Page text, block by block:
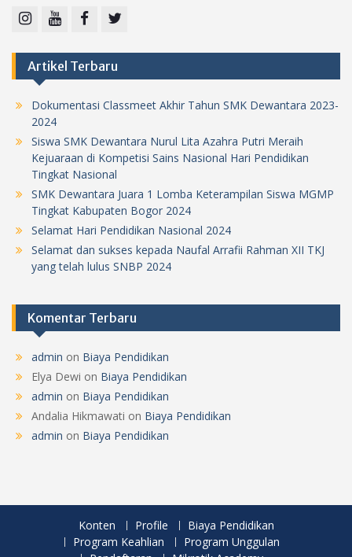
Artikel Terbaru
Dokumentasi Classmeet Akhir Tahun SMK Dewantara 2023-
2024
Siswa SMK Dewantara Nurul Lita Azahra Putri Meraih
Kejuaraan di Kompetisi Sains Nasional Hari Pendidikan
Tingkat Nasional
SMK Dewantara Juara 1 Lomba Keterampilan Siswa MGMP
Tingkat Kabupaten Bogor 2024
Selamat Hari Pendidikan Nasional 2024
Selamat dan sukses kepada Naufal Arrafii Rahman XII TKJ
yang telah lulus SNBP 2024
Komentar Terbaru
admin on Biaya Pendidikan
Elya Dewi on Biaya Pendidikan
admin on Biaya Pendidikan
Andalia Hikmawati on Biaya Pendidikan
admin on Biaya Pendidikan
Konten Profile
Biaya Pendidikan
Program Keahlian
Program Unggulan